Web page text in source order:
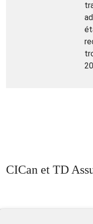
CICan et TD